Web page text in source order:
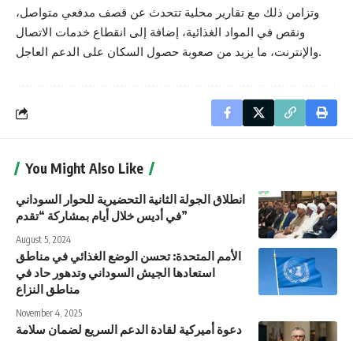
وتزامن ذلك مع تقارير محلية تتحدث عن قصف مدفعي متواصل،
ونقص في المواد الغذائية، إضافة إلى انقطاع خدمات الاتصال
والإنترنت، ما يزيد من صعوبة حصول السكان على الدعم العاجل.
You Might Also Like
انطلاق الجولة الثانية التحضيرية للحوار السوداني
في أديس خلال أيام بمشاركة “تقدم”
August 5, 2024
الأمم المتحدة: تحسن الوضع الغذائي في مناطق
استعادها الجيش السوداني وتدهور حاد في
مناطق النزاع
November 4, 2025
دعوة أميركية لقادة الدعم السريع لضمان سلامة